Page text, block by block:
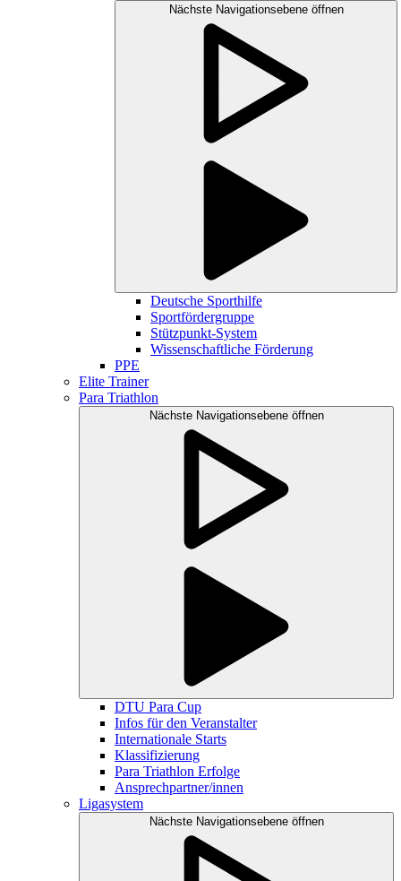
Nächste Navigationsebene öffnen
Deutsche Sporthilfe
Sportfördergruppe
Stützpunkt-System
Wissenschaftliche Förderung
PPE
Elite Trainer
Para Triathlon
Nächste Navigationsebene öffnen
DTU Para Cup
Infos für den Veranstalter
Internationale Starts
Klassifizierung
Para Triathlon Erfolge
Ansprechpartner/innen
Ligasystem
Nächste Navigationsebene öffnen